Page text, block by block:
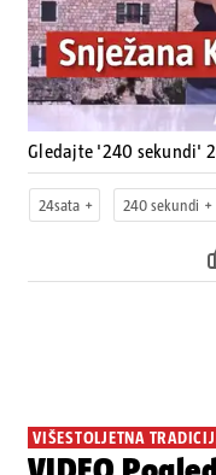
Gledajte '240 sekundi'
24sata 240 sekundi
VIŠESTOLJETNA